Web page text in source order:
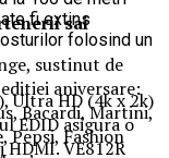
fi extins
folosind un
Ultra HD (4k x 2k)
EDID asigura o
VE812R
sai
sustinut de
aniversare:
Bacardi, Martini,
Pepsi, Fashion